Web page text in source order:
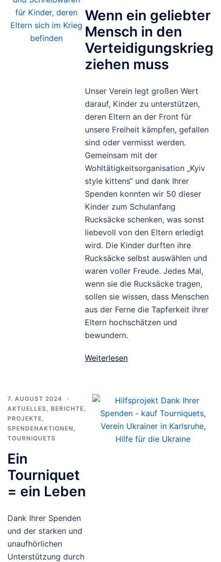
Wenn ein geliebter
Mensch in den
Verteidigungskrieg
ziehen muss
Unser Verein legt großen Wert
darauf, Kinder zu unterstützen,
deren Eltern an der Front für
unsere Freiheit kämpfen, gefallen
sind oder vermisst werden.
Gemeinsam mit der
Wohltätigkeitsorganisation „Kyiv
style kittens“ und dank Ihrer
Spenden konnten wir 50 dieser
Kinder zum Schulanfang
Rucksäcke schenken, was sonst
liebevoll von den Eltern erledigt
wird. Die Kinder durften ihre
Rucksäcke selbst auswählen und
waren voller Freude. Jedes Mal,
wenn sie die Rucksäcke tragen,
sollen sie wissen, dass Menschen
aus der Ferne die Tapferkeit ihrer
Eltern hochschätzen und
bewundern.
Weiterlesen
7. AUGUST 2024
AKTUELLES
BERICHTE
PROJEKTE
SPENDENAKTIONEN
TOURNIQUETS
Ein
Tourniquet
= ein Leben
Dank Ihrer Spenden
und der starken und
unaufhörlichen
Unterstützung durch